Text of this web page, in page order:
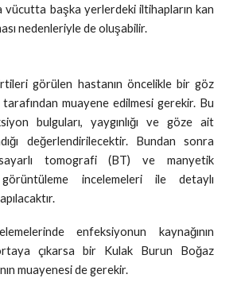
vücutta başka yerlerdeki iltihapların kan
nedenleriyle de oluşabilir.
görülen hastanın öncelikle bir göz
tarafından muayene edilmesi gerekir. Bu
bulguları, yaygınlığı ve göze ait
değerlendirilecektir. Bundan sonra
tomografi (BT) ve manyetik
incelemeleri ile detaylı
enfeksiyonun kaynağının
çıkarsa bir Kulak Burun Boğaz
muayenesi de gerekir.